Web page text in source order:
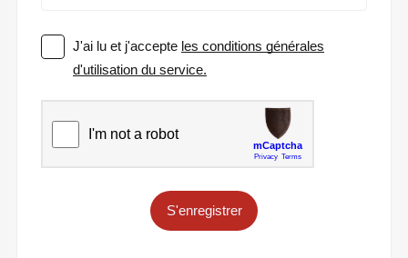
J'ai lu et j'accepte les conditions générales
d'utilisation du service.
S'enregistrer